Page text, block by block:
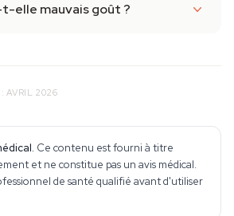
elle mauvais goût ?
AVRIL 2026
Ce contenu est fourni à titre
et ne constitue pas un avis médical.
de santé qualifié avant d'utiliser